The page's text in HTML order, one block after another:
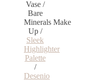
Vase /
Bare
Minerals Make
Up /
Sleek
Highlighter
Palette
/
Desenio